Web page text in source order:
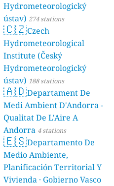
Hydrometeorologický
ústav) 274 stations
🇨🇿Czech
Hydrometeorological
Institute (Český
Hydrometeorologický
ústav) 188 stations
🇦🇩Departament De
Medi Ambient D'Andorra -
Qualitat De L'Aire A
Andorra 4 stations
🇪🇸Departamento De
Medio Ambiente,
Planificación Territorial Y
Vivienda · Gobierno Vasco